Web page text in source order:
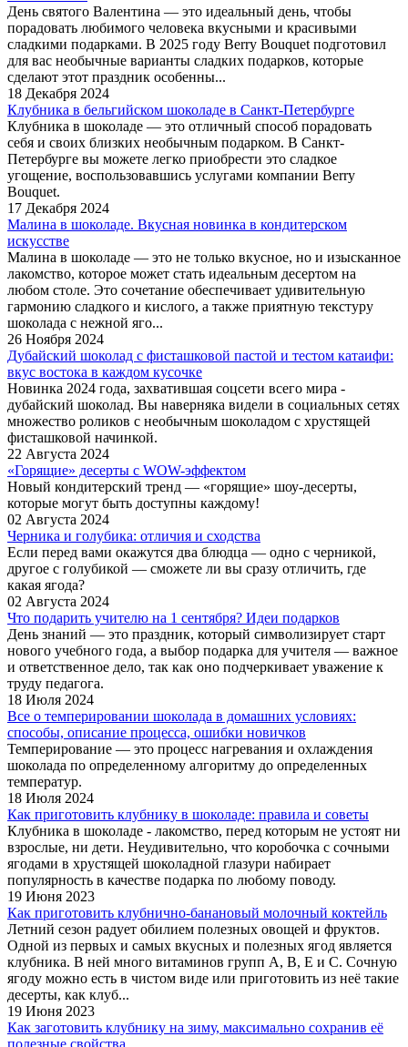
День святого Валентина — это идеальный день, чтобы
порадовать любимого человека вкусными и красивыми
сладкими подарками. В 2025 году Berry Bouquet подготовил
для вас необычные варианты сладких подарков, которые
сделают этот праздник особенны...
18 Декабря 2024
Клубника в бельгийском шоколаде в Санкт-Петербурге
Клубника в шоколаде — это отличный способ порадовать
себя и своих близких необычным подарком. В Санкт-
Петербурге вы можете легко приобрести это сладкое
угощение, воспользовавшись услугами компании Berry
Bouquet.
17 Декабря 2024
Малина в шоколаде. Вкусная новинка в кондитерском
искусстве
Малина в шоколаде — это не только вкусное, но и изысканное
лакомство, которое может стать идеальным десертом на
любом столе. Это сочетание обеспечивает удивительную
гармонию сладкого и кислого, а также приятную текстуру
шоколада с нежной яго...
26 Ноября 2024
Дубайский шоколад с фисташковой пастой и тестом катаифи:
вкус востока в каждом кусочке
Новинка 2024 года, захватившая соцсети всего мира -
дубайский шоколад. Вы наверняка видели в социальных сетях
множество роликов с необычным шоколадом с хрустящей
фисташковой начинкой.
22 Августа 2024
«Горящие» десерты с WOW-эффектом
Новый кондитерский тренд — «горящие» шоу-десерты,
которые могут быть доступны каждому!
02 Августа 2024
Черника и голубика: отличия и сходства
Если перед вами окажутся два блюдца — одно с черникой,
другое с голубикой — сможете ли вы сразу отличить, где
какая ягода?
02 Августа 2024
Что подарить учителю на 1 сентября? Идеи подарков
День знаний — это праздник, который символизирует старт
нового учебного года, а выбор подарка для учителя — важное
и ответственное дело, так как оно подчеркивает уважение к
труду педагога.
18 Июля 2024
Все о темперировании шоколада в домашних условиях:
способы, описание процесса, ошибки новичков
Темперирование — это процесс нагревания и охлаждения
шоколада по определенному алгоритму до определенных
температур.
18 Июля 2024
Как приготовить клубнику в шоколаде: правила и советы
Клубника в шоколаде - лакомство, перед которым не устоят ни
взрослые, ни дети. Неудивительно, что коробочка с сочными
ягодами в хрустящей шоколадной глазури набирает
популярность в качестве подарка по любому поводу.
19 Июня 2023
Как приготовить клубнично-банановый молочный коктейль
Летний сезон радует обилием полезных овощей и фруктов.
Одной из первых и самых вкусных и полезных ягод является
клубника. В ней много витаминов групп А, В, Е и С. Сочную
ягоду можно есть в чистом виде или приготовить из неё такие
десерты, как клуб...
19 Июня 2023
Как заготовить клубнику на зиму, максимально сохранив её
полезные свойства